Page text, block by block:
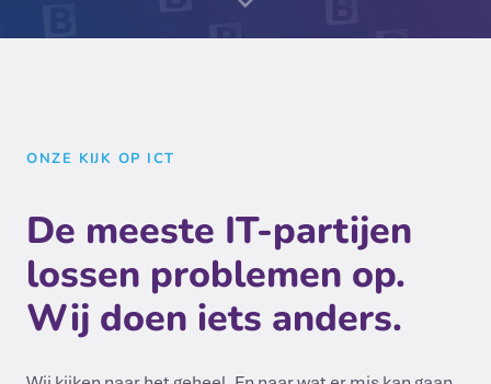
ONZE KIJK OP ICT
De meeste IT-partijen
lossen problemen op.
Wij doen iets anders.